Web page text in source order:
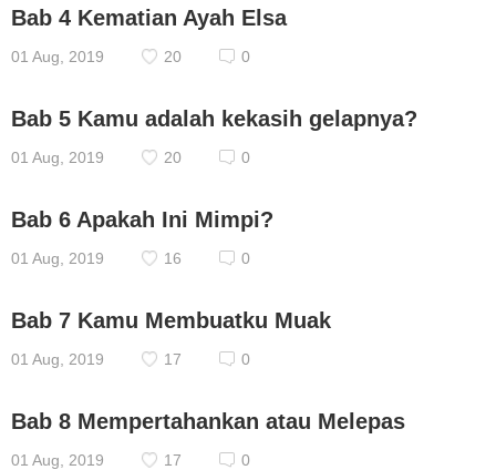
Bab 4 Kematian Ayah Elsa
01 Aug, 2019 20 0
Bab 5 Kamu adalah kekasih gelapnya?
01 Aug, 2019 20 0
Bab 6 Apakah Ini Mimpi?
01 Aug, 2019 16 0
Bab 7 Kamu Membuatku Muak
01 Aug, 2019 17 0
Bab 8 Mempertahankan atau Melepas
01 Aug, 2019 17 0